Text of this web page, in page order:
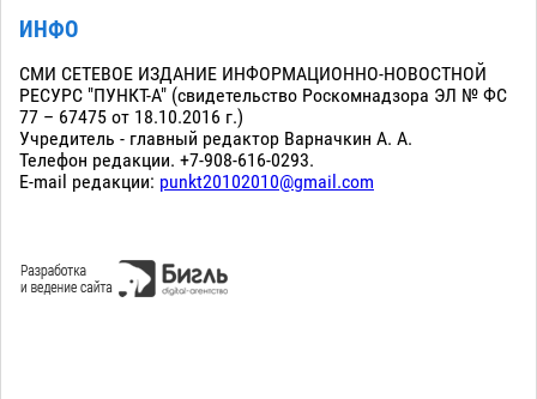
ИНФО
СМИ СЕТЕВОЕ ИЗДАНИЕ ИНФОРМАЦИОННО-НОВОСТНОЙ
РЕСУРС "ПУНКТ-А" (свидетельство Роскомнадзора ЭЛ № ФС
77 – 67475 от 18.10.2016 г.)
Учредитель - главный редактор Варначкин А. А.
Телефон редакции. +7-908-616-0293.
E-mail редакции: punkt20102010@gmail.com